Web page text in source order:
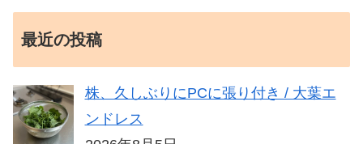
最近の投稿
株、久しぶりにPCに張り付き / 大葉エ
ンドレス